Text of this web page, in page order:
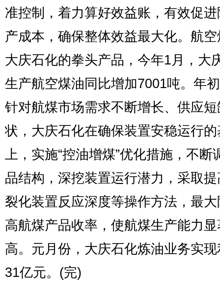
准控制，着力算好效益账，有效促
产成本，确保整体效益最大化。航
大庆石化的拳头产品，今年1月，大
生产航空煤油同比增加7001吨。年
针对航煤市场需求不断增长、供应
状，大庆石化在确保装置安稳运行
上，实施“控油增煤”优化措施，不断
品结构，深挖装置运行潜力，采取
裂化装置反应深度等操作方法，最
高航煤产品收率，使航煤生产能力
高。元月份，大庆石化炼油业务实
31亿元。(完)